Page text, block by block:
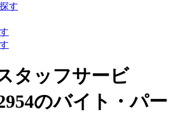
す
タッフサービ
のバイト・パー